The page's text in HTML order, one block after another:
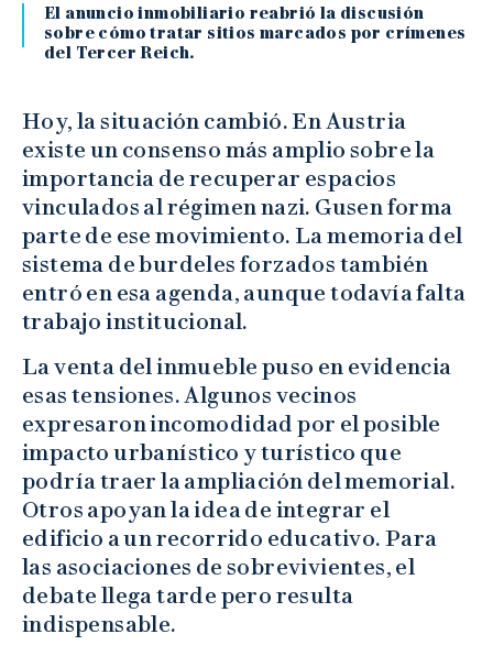
El anuncio inmobiliario reabrió la discusión
sobre cómo tratar sitios marcados por crímenes
del Tercer Reich.
Hoy, la situación cambió. En Austria
existe un consenso más amplio sobre la
importancia de recuperar espacios
vinculados al régimen nazi. Gusen forma
parte de ese movimiento. La memoria del
sistema de burdeles forzados también
entró en esa agenda, aunque todavía falta
trabajo institucional.
La venta del inmueble puso en evidencia
esas tensiones. Algunos vecinos
expresaron incomodidad por el posible
impacto urbanístico y turístico que
podría traer la ampliación del memorial.
Otros apoyan la idea de integrar el
edificio a un recorrido educativo. Para
las asociaciones de sobrevivientes, el
debate llega tarde pero resulta
indispensable.